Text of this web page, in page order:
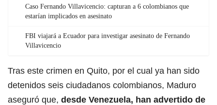
Caso Fernando Villavicencio: capturan a 6 colombianos que
estarían implicados en asesinato
FBI viajará a Ecuador para investigar asesinato de Fernando
Villavicencio
Tras este crimen en Quito, por el cual ya han sido
detenidos seis ciudadanos colombianos, Maduro
aseguró que, desde Venezuela, han advertido de